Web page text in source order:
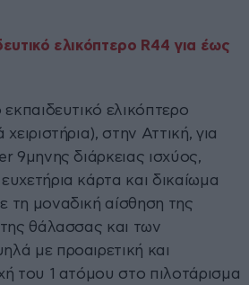
ελικόπτερο R44 για έως
ελικόπτερο
στην Αττική, για
9μηνης διάρκειας ισχύος,
κάρτα και δικαίωμα
τη μοναδική αίσθηση της
θάλασσας και των
με προαιρετική και
του 1 ατόμου στο πιλοτάρισμα